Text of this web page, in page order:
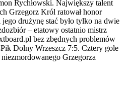
Rychłowski. Największy talent
Grzegorz Król ratował honor
drużynę stać było tylko na dwie
– etatowy ostatnio mistrz
bez zbędnych problemów
Dolny Wrzeszcz 7:5. Cztery gole
Grzegorza